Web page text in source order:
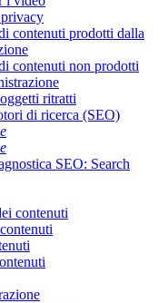
contenuti prodotti dalla
contenuti non prodotti
ritratti
di ricerca (SEO)
SEO: Search
contenuti